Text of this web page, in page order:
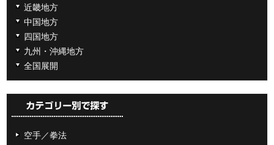
近畿地方
中国地方
四国地方
九州・沖縄地方
全国展開
空手／拳法